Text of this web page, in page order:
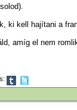
ki kell hajítani a
amíg el nem